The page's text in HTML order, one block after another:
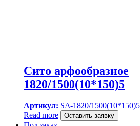
Сито арфообразное
1820/1500(10*150)5
Артикул: SA-1820/1500(10*150)5
Read more
Оставить заявку